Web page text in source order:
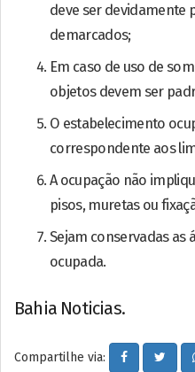
deve ser devidamente
demarcados;
Em caso de uso de
objetos devem ser
O estabelecimento
correspondente aos
A ocupação não
pisos, muretas ou
Sejam conservadas as
ocupada.
Bahia Noticias.
Compartilhe via: